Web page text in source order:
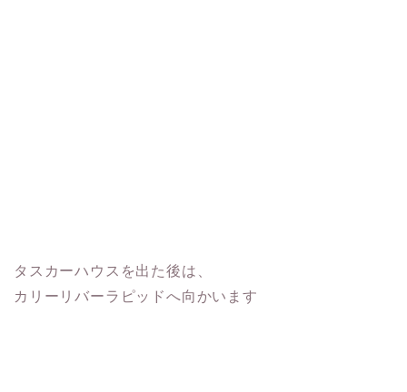
タスカーハウスを出た後は、
カリーリバーラピッドへ向かいます